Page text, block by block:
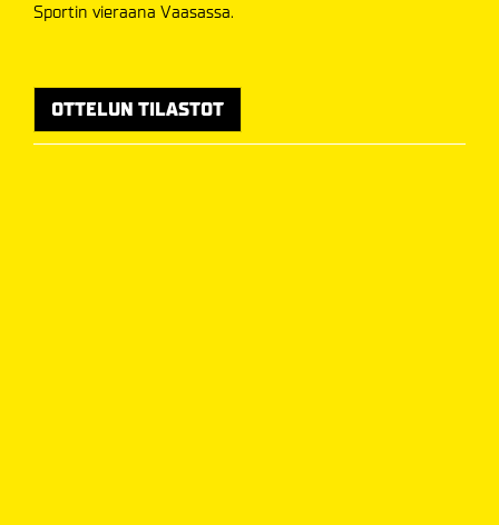
Sportin vieraana Vaasassa.
OTTELUN TILASTOT